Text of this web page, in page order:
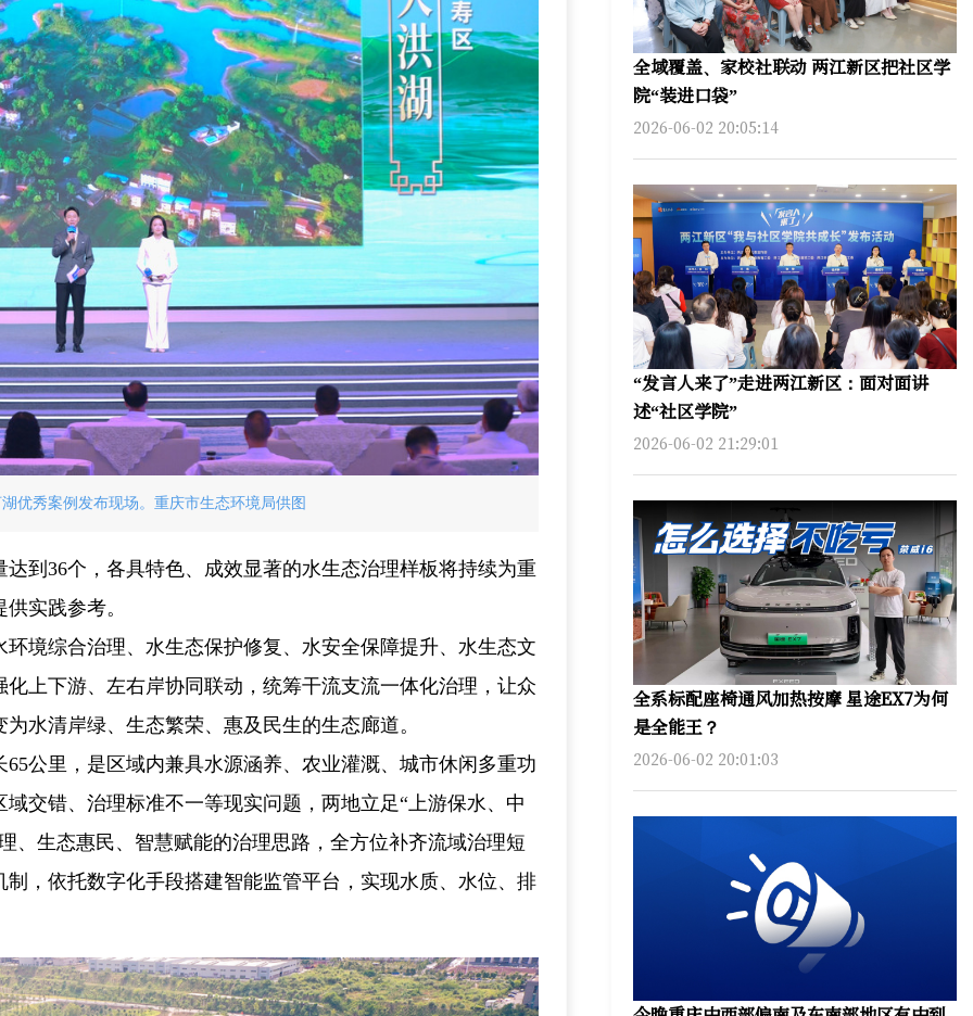
优秀案例发布现场。重庆市生态环境局供图
到36个，各具特色、成效显著的水生态治理样板将持续为重
实践参考。
境综合治理、水生态保护修复、水安全保障提升、水生态文
上下游、左右岸协同联动，统筹干流支流一体化治理，让众
水清岸绿、生态繁荣、惠及民生的生态廊道。
公里，是区域内兼具水源涵养、农业灌溉、城市休闲多重功
交错、治理标准不一等现实问题，两地立足“上游保水、中
、生态惠民、智慧赋能的治理思路，全方位补齐流域治理短
，依托数字化手段搭建智能监管平台，实现水质、水位、排
全域覆盖、家校社联动 两江新区把社区学
院“装进口袋”
2026-06-02 20:05:14
“发言人来了”走进两江新区：面对面讲
述“社区学院”
2026-06-02 21:29:01
全系标配座椅通风加热按摩 星途EX7为何
是全能王？
2026-06-02 20:01:03